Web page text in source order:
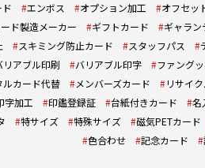
エンボス オプション加工 オフセッ
ド製造メーカー ギフトカード ギャラン
スキミング防止カード スタッフパス
リアブル印刷 バリアブル印字 ファング
ルカード代替 メンバーズカード リサイ
字加工 印鑑登録証 台紙付きカード 名
特サイズ 特殊サイズ 磁気PETカード
色合わせ
記念カード